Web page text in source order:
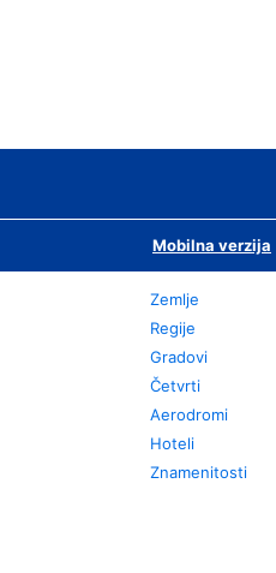
Mobilna verzija
Zemlje
Regije
Gradovi
Četvrti
Aerodromi
Hoteli
Znamenitosti